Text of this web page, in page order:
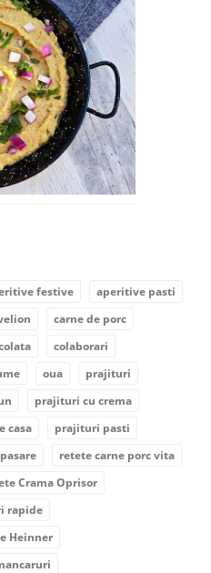
festive
aperitive pasti
carne de porc
colaborari
oua
prajituri
prajituri cu crema
casa
prajituri pasti
retete carne porc vita
Crama Oprisor
rapide
Heinner